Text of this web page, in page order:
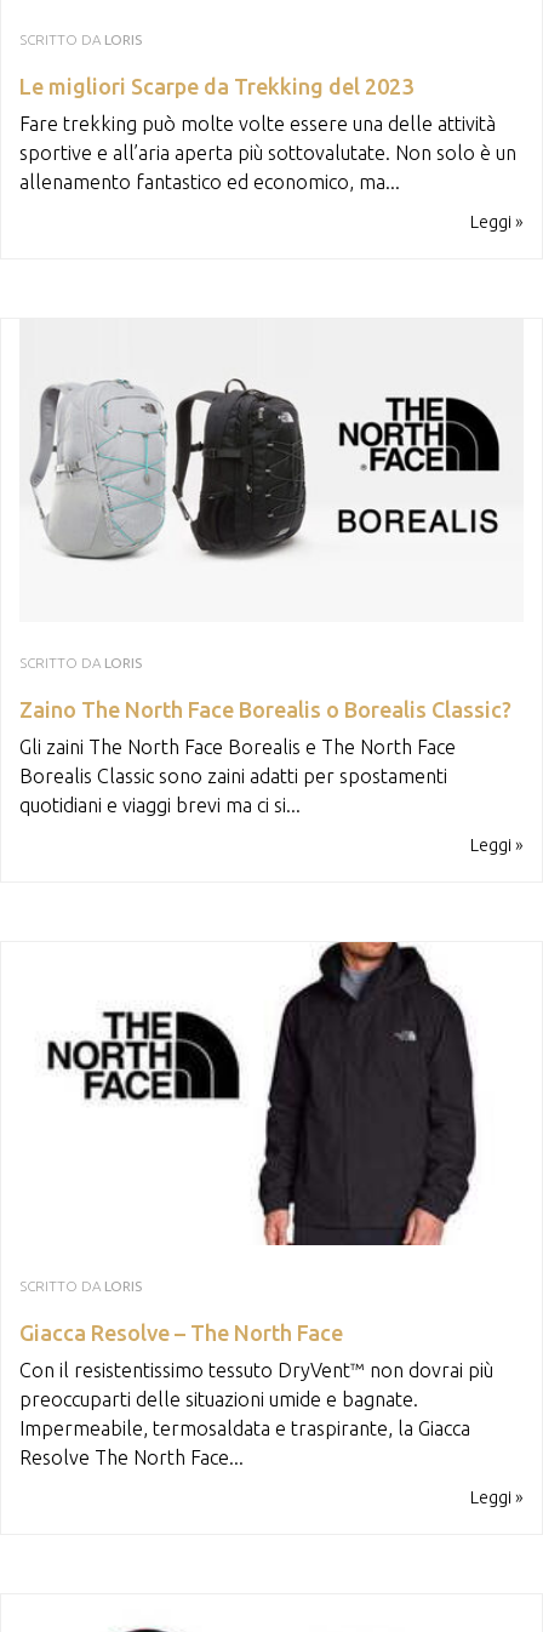
SCRITTO DA LORIS
Le migliori Scarpe da Trekking del 2023
Fare trekking può molte volte essere una delle attività
sportive e all’aria aperta più sottovalutate. Non solo è un
allenamento fantastico ed economico, ma...
Leggi »
SCRITTO DA LORIS
Zaino The North Face Borealis o Borealis Classic?
Gli zaini The North Face Borealis e The North Face
Borealis Classic sono zaini adatti per spostamenti
quotidiani e viaggi brevi ma ci si...
Leggi »
SCRITTO DA LORIS
Giacca Resolve – The North Face
Con il resistentissimo tessuto DryVent™ non dovrai più
preoccuparti delle situazioni umide e bagnate.
Impermeabile, termosaldata e traspirante, la Giacca
Resolve The North Face...
Leggi »